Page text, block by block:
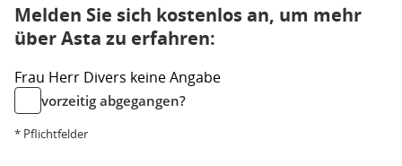
Melden Sie sich kostenlos an, um mehr
über Asta zu erfahren:
Frau Herr Divers keine Angabe
vorzeitig abgegangen?
* Pflichtfelder